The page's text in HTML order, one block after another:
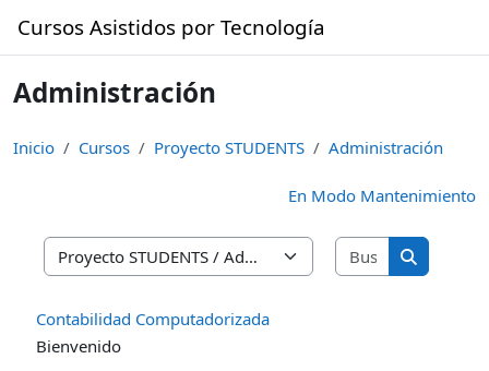
Cursos Asistidos por Tecnología
Administración
Inicio Cursos Proyecto STUDENTS Administración
En Modo Mantenimiento
Categorías
Buscar
Buscar
Contabilidad Computadorizada
Bienvenido